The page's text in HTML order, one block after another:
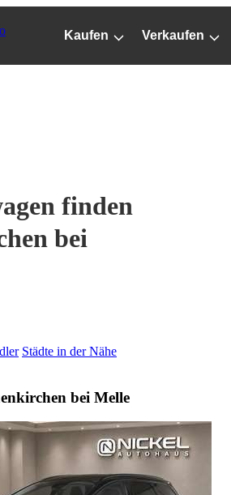
Kaufen Verkaufen
finden
bei
Städte in der Nähe
bei Melle